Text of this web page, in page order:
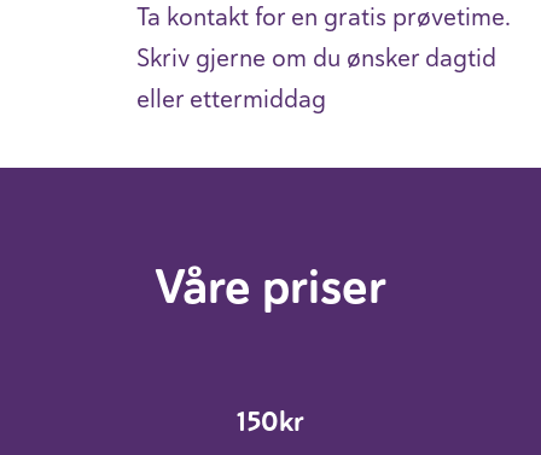
Ta kontakt for en gratis prøvetime.
Skriv gjerne om du ønsker dagtid
eller ettermiddag
Våre priser
150kr